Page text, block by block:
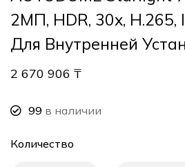
2МП, HDR, 30x, H.265,
Для Внутренней
2 670 906 ₸
99 в наличии
Количество